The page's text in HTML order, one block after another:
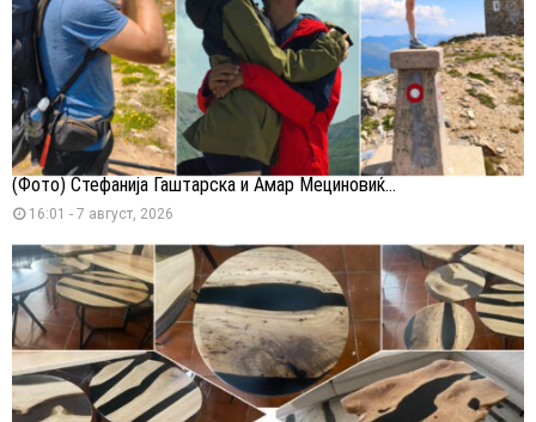
(Фото) Стефанија Гаштарска и Амар Мециновиќ...
16:01 - 7 август, 2026